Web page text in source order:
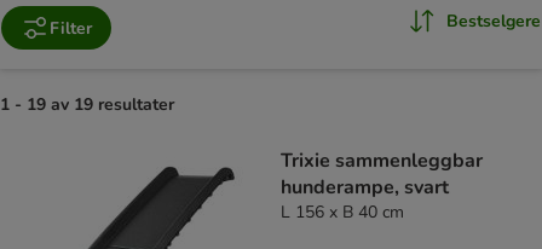
Filter Bestselgere
1 - 19 av 19 resultater
Trixie sammenleggbar
hunderampe, svart
L 156 x B 40 cm